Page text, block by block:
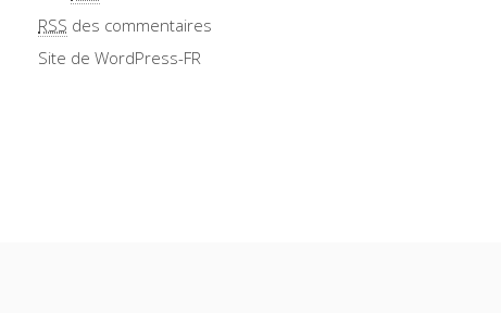
RSS des commentaires
Site de WordPress-FR